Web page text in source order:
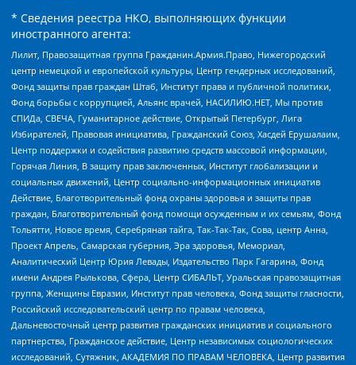
* Сведения реестра НКО, выполняющих функции
иностранного агента:
Лилит, Правозащитная группа Гражданин.Армия.Право, Нижегородский
центр немецкой и европейской культуры, Центр гендерных исследований,
Фонд защиты прав граждан Штаб, Институт права и публичной политики,
Фонд борьбы с коррупцией, Альянс врачей, НАСИЛИЮ.НЕТ, Мы против
СПИДа, СВЕЧА, Гуманитарное действие, Открытый Петербург, Лига
Избирателей, Правовая инициатива, Гражданский Союз, Хасдей Ерушалаим,
Центр поддержки и содействия развитию средств массовой информации,
Горячая Линия, В защиту прав заключенных, Институт глобализации и
социальных движений, Центр социально-информационных инициатив
Действие, Благотворительный фонд охраны здоровья и защиты прав
граждан, Благотворительный фонд помощи осужденным и их семьям, Фонд
Тольятти, Новое время, Серебряная тайга, Так-Так-Так, Сова, центр Анна,
Проект Апрель, Самарская губерния, Эра здоровья, Мемориал,
Аналитический Центр Юрия Левады, Издательство Парк Гагарина, Фонд
имени Андрея Рылькова, Сфера, Центр СИБАЛЬТ, Уральская правозащитная
группа, Женщины Евразии, Институт прав человека, Фонд защиты гласности,
Российский исследовательский центр по правам человека,
Дальневосточный центр развития гражданских инициатив и социального
партнерства, Гражданское действие, Центр независимых социологических
исследований, Сутяжник, АКАДЕМИЯ ПО ПРАВАМ ЧЕЛОВЕКА, Центр развития